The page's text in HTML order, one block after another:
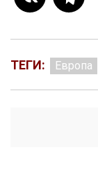
ТЕГИ: Европа